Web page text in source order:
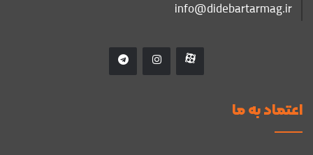
info@didebartarmag.ir
اعتماد به ما